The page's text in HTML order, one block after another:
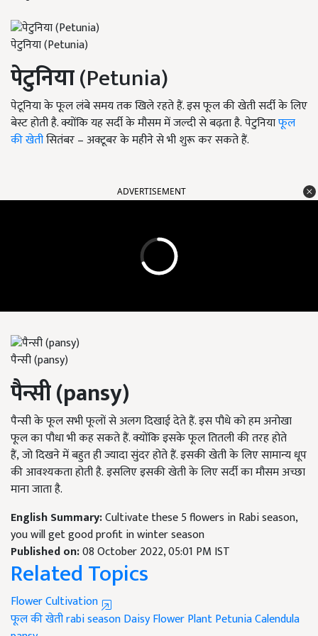
पेटुनिया (Petunia)
पेटुनिया(Petunia)
पेटूनिया के फूल लंबे समय तक खिले रहते हैं. इस फूल की खेती सर्दी के लिए
बेस्ट होती है. क्योंकि यह सर्दी के मौसम में जल्दी से बढ़ता है. पेटुनियाफूल
की खेतीसितंबर –अक्टूबर के महीने से भी शुरू कर सकते हैं.
ADVERTISEMENT
पैन्सी (pansy)
पैन्सी (pansy)
पैन्सी के फूल सभी फूलों से अलग दिखाई देते हैं. इस पौधे को हम अनोखा
फूल का पौधा भी कह सकते हैं. क्योंकि इसके फूल तितली की तरह होते
हैं, जो दिखने में बहुत ही ज्यादा सुंदर होते हैं. इसकी खेती के लिए सामान्य धूप
की आवश्यकता होती है. इसलिए इसकी खेती के लिए सर्दी का मौसम अच्छा
माना जाता है.
English Summary:Cultivate these 5 flowers in Rabi season,
you will get good profit in winter season
Published on:08 October 2022, 05:01 PM IST
Related Topics
Flower Cultivation
फूल की खेतीrabi seasonDaisy Flower PlantPetuniaCalendula